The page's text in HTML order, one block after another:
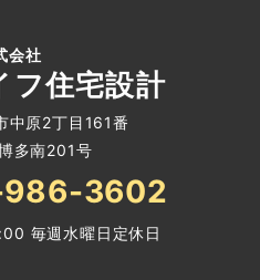
会社
フ住宅設計
中原2丁目161番
多南201号
3602
毎週水曜日定休日